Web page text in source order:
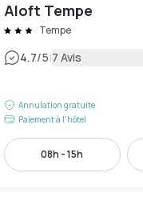
Aloft Tempe
Tempe
4.7/5|7 Avis
Annulation gratuite
Paiement à l'hôtel
08h - 15h